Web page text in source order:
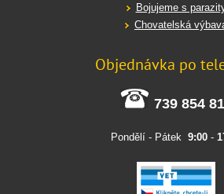
Bojujeme s
Chovatelská
Objednávka po
739 854
Pondělí - Pátek 9:00-